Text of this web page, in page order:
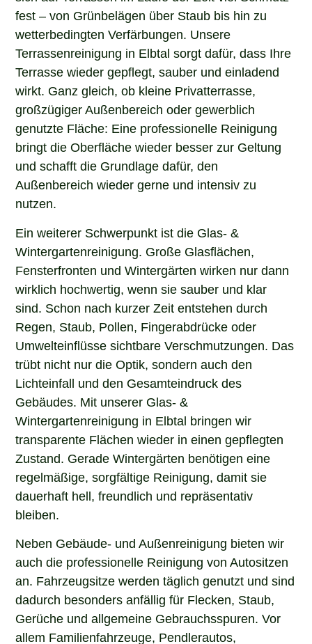
fest – von Grünbelägen über Staub bis hin zu
wetterbedingten Verfärbungen. Unsere
Terrassenreinigung in Elbtal sorgt dafür, dass Ihre
Terrasse wieder gepflegt, sauber und einladend
wirkt. Ganz gleich, ob kleine Privatterrasse,
großzügiger Außenbereich oder gewerblich
genutzte Fläche: Eine professionelle Reinigung
bringt die Oberfläche wieder besser zur Geltung
und schafft die Grundlage dafür, den
Außenbereich wieder gerne und intensiv zu
nutzen.
Ein weiterer Schwerpunkt ist die Glas- &
Wintergartenreinigung. Große Glasflächen,
Fensterfronten und Wintergärten wirken nur dann
wirklich hochwertig, wenn sie sauber und klar
sind. Schon nach kurzer Zeit entstehen durch
Regen, Staub, Pollen, Fingerabdrücke oder
Umwelteinflüsse sichtbare Verschmutzungen. Das
trübt nicht nur die Optik, sondern auch den
Lichteinfall und den Gesamteindruck des
Gebäudes. Mit unserer Glas- &
Wintergartenreinigung in Elbtal bringen wir
transparente Flächen wieder in einen gepflegten
Zustand. Gerade Wintergärten benötigen eine
regelmäßige, sorgfältige Reinigung, damit sie
dauerhaft hell, freundlich und repräsentativ
bleiben.
Neben Gebäude- und Außenreinigung bieten wir
auch die professionelle Reinigung von Autositzen
an. Fahrzeugsitze werden täglich genutzt und sind
dadurch besonders anfällig für Flecken, Staub,
Gerüche und allgemeine Gebrauchsspuren. Vor
allem Familienfahrzeuge, Pendlerautos,